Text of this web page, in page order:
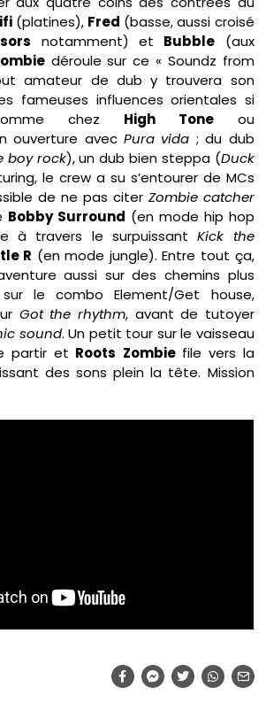
(platines), Fred (basse, aussi croisé
notamment) et Bubble (aux
déroule sur ce « Soundz from
amateur de dub y trouvera son
fameuses influences orientales si
chez High Toneou
ouverture avec Pura vida ; du dub
boy rock), un dub bien steppa (Duck
le crew a su s’entourer de MCs
de ne pas citer Zombie catcher
Bobby Surround (en mode hip hop
à travers le surpuissantKick the
R (en mode jungle). Entre tout ça,
aussi sur des chemins plus
le combo Element/Get house,
Got the rhythm, avant de tutoyer
sound. Un petit tour sur le vaisseau
partir et Roots Zombiefile vers la
des sons plein la tête. Mission